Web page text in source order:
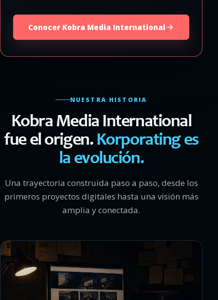
Conocer Kobra Media International
NUESTRA HISTORIA
Kobra Media International
fue el origen. Korporating es
la evolución.
Una trayectoria construida paso a paso, desde los
primeros proyectos digitales hasta una visión más
amplia y conectada.